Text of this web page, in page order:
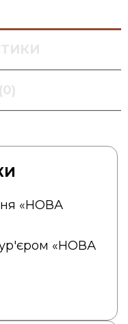
«НОВА
«НОВА